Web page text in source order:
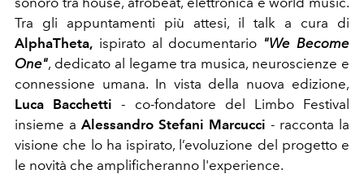
Tra gli appuntamenti più attesi, il talk a cura di
AlphaTheta, ispirato al documentario "We Become
One", dedicato al legame tra musica, neuroscienze e
connessione umana. In vista della nuova edizione,
Luca Bacchetti- co-fondatore del Limbo Festival
insieme a Alessandro Stefani Marcucci - racconta la
visione che lo ha ispirato, l’evoluzione del progetto e
le novità che amplificheranno l'experience.